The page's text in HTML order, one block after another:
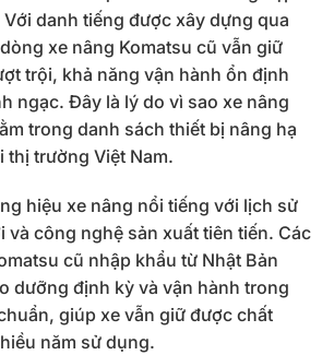
danh tiếng được xây dựng qua
xe nâng Komatsu cũ vẫn giữ
trội, khả năng vận hành ổn định
ngạc. Đây là lý do vì sao xe nâng
trong danh sách thiết bị nâng hạ
trường Việt Nam.
hiệu xe nâng nổi tiếng với lịch sử
và công nghệ sản xuất tiên tiến. Các
cũ nhập khẩu từ Nhật Bản
dưỡng định kỳ và vận hành trong
giúp xe vẫn giữ được chất
năm sử dụng.